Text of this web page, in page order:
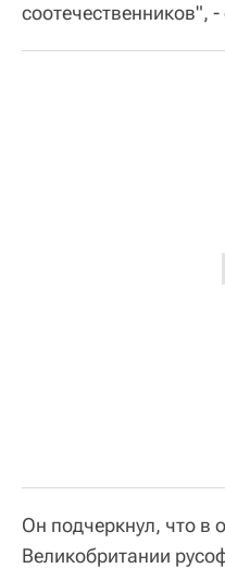
соотечественников", -
Он подчеркнул, что в
Великобритании